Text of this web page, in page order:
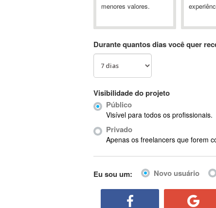
A-GPS
Ab Initio
ABIS
AbleCommerce
Ableton Live
Abstract Window Toolkit (AWT)
menores valores.
Durante quantos dias você quer
Visibilidade do projeto
Público
Visível para todos os profissionais.
Privado
Apenas os freelancers que forem
Eu sou um: Novo usuário